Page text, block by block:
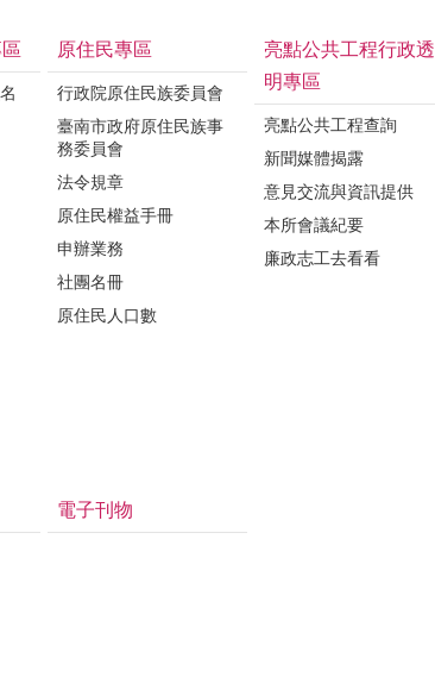
原住民專區
行政院原住民族委員會
臺南市政府原住民族事
務委員會
法令規章
原住民權益手冊
申辦業務
社團名冊
原住民人口數
亮點公共工程行政透
明專區
亮點公共工程查詢
新聞媒體揭露
意見交流與資訊提供
本所會議紀要
廉政志工去看看
電子刊物